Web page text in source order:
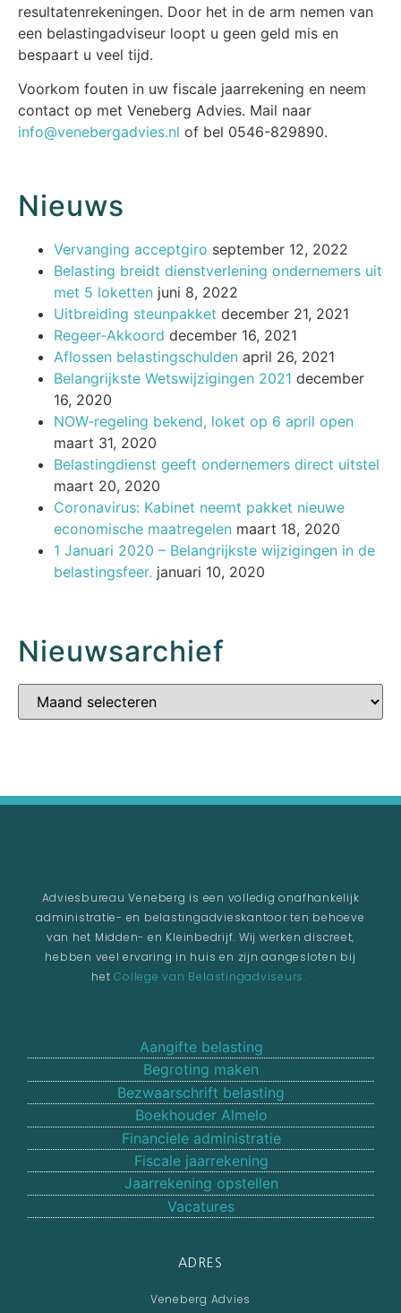
resultatenrekeningen. Door het in de arm nemen van
een belastingadviseur loopt u geen geld mis en
bespaart u veel tijd.
Voorkom fouten in uw fiscale jaarrekening en neem
contact op met Veneberg Advies. Mail naar
info@venebergadvies.nl of bel 0546-829890.
Nieuws
Vervanging acceptgiro september 12, 2022
Belasting breidt dienstverlening ondernemers uit
met 5 loketten juni 8, 2022
Uitbreiding steunpakket december 21, 2021
Regeer-Akkoord december 16, 2021
Aflossen belastingschulden april 26, 2021
Belangrijkste Wetswijzigingen 2021 december
16, 2020
NOW-regeling bekend, loket op 6 april open
maart 31, 2020
Belastingdienst geeft ondernemers direct uitstel
maart 20, 2020
Coronavirus: Kabinet neemt pakket nieuwe
economische maatregelen maart 18, 2020
1 Januari 2020 – Belangrijkste wijzigingen in de
belastingsfeer. januari 10, 2020
Nieuwsarchief
Adviesbureau Veneberg is een volledig onafhankelijk
administratie- en belastingadvieskantoor ten behoeve
van het Midden- en Kleinbedrijf. Wij werken discreet,
hebben veel ervaring in huis en zijn aangesloten bij
hetCollege van Belastingadviseurs.
Aangifte belasting
Begroting maken
Bezwaarschrift belasting
Boekhouder Almelo
Financiele administratie
Fiscale jaarrekening
Jaarrekening opstellen
Vacatures
ADRES
Veneberg Advies